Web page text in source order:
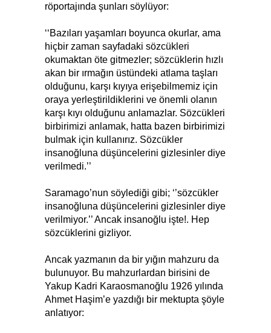
röportajında şunları söylüyor:
‘‘Bazıları yaşamları boyunca okurlar, ama
hiçbir zaman sayfadaki sözcükleri
okumaktan öte gitmezler; sözcüklerin hızlı
akan bir ırmağın üstündeki atlama taşları
olduğunu, karşı kıyıya erişebilmemiz için
oraya yerleştirildiklerini ve önemli olanın
karşı kıyı olduğunu anlamazlar. Sözcükleri
birbirimizi anlamak, hatta bazen birbirimizi
bulmak için kullanırız. Sözcükler
insanoğluna düşüncelerini gizlesinler diye
verilmedi.’’
Saramago’nun söylediği gibi; ‘’sözcükler
insanoğluna düşüncelerini gizlesinler diye
verilmiyor.’’ Ancak insanoğlu işte!. Hep
sözcüklerini gizliyor.
Ancak yazmanın da bir yığın mahzuru da
bulunuyor. Bu mahzurlardan birisini de
Yakup Kadri Karaosmanoğlu 1926 yılında
Ahmet Haşim’e yazdığı bir mektupta şöyle
anlatıyor: